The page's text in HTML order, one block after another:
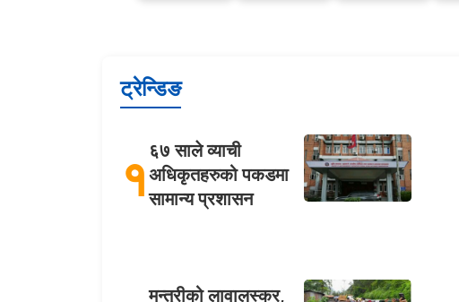
ट्रेन्डिङ
१६७ साले व्याची
अधिकृतहरुको पकडमा
सामान्य प्रशासन
मन्त्रीको लावालस्कर,